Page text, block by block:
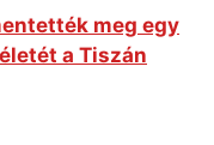
meg egy
a Tiszán